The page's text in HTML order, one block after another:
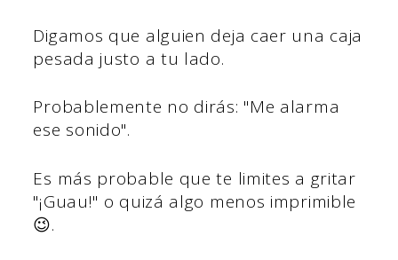
Digamos que alguien deja caer una caja
pesada justo a tu lado.
Probablemente no dirás: "Me alarma
ese sonido".
Es más probable que te limites a gritar
"¡Guau!" o quizá algo menos imprimible
😉.